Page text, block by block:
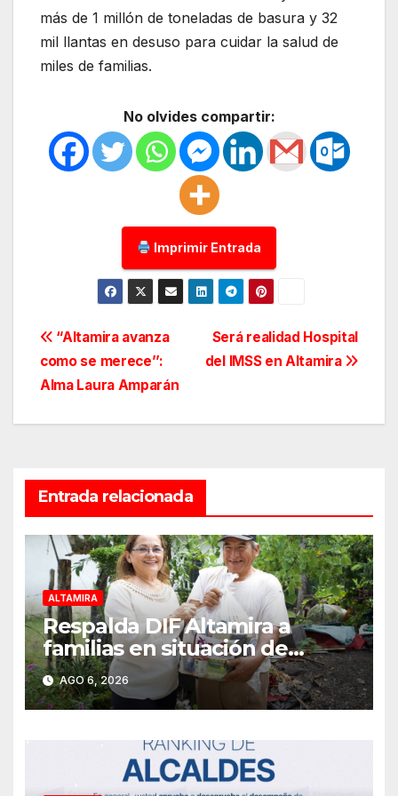
más de 1 millón de toneladas de basura y 32
mil llantas en desuso para cuidar la salud de
miles de familias.
No olvides compartir:
Imprimir Entrada
Navegación
de
entradas
Será realidad Hospital
del IMSS en Altamira
“Altamira avanza
como se merece’’:
Alma Laura Amparán
Entrada relacionada
ALTAMIRA
Respalda DIF Altamira a
familias en situación de
vulnerabilidad
AGO 6, 2026